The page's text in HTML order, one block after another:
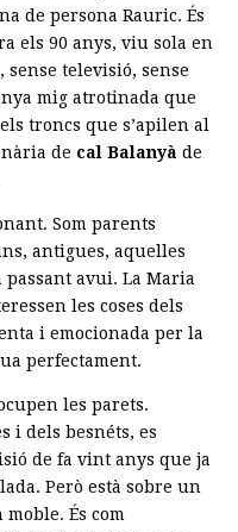
de persona Rauric. És
els 90 anys, viu sola en
televisió, sense
mig atrotinada que
troncs que s’apilen al
de cal Balanyà de
Som parents
antigues, aquelles
avui. La Maria
les coses dels
i emocionada per la
perfectament.
les parets.
i dels besnéts, es
de fa vint anys que ja
Però està sobre un
És com